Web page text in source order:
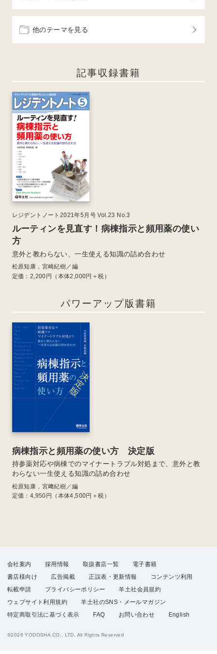
他のテーマを見る
記事収録書籍
レジデントノート2021年5月号 Vol.23 No.3
ルーティンを見直す！病棟指示と頻用薬の使い
方
意外と教わらない、一生使える知識の詰め合わせ
松原知康，宮崎紀樹／編
定価： 2,200円（本体2,000円＋税）
パワーアップ版書籍
病棟指示と頻用薬の使い方 決定版
持参薬対応や病棟でのマイナートラブル対処まで、意外と教
わらない一生使える知識の詰め合わせ
松原知康，宮﨑紀樹／編
定価： 4,950 円（本体4,500円＋税）
会社案内 採用情報 取扱書店一覧
電子書籍
書店様向け
広告掲載 正誤表・更新情報
コンテンツ利用
転載申請
プライバシーポリシー
羊土社会員規約
ウェブサイト利用規約
羊土社のSNS・メールマガジン
特定商取引法に基づく表示
FAQ お問い合わせ English
©2026 YODOSHA CO., LTD. All Rights Reserved